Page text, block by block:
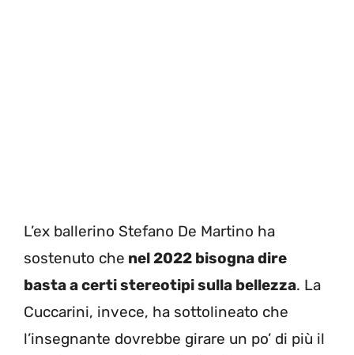
L’ex ballerino Stefano De Martino ha
sostenuto che nel 2022 bisogna dire
basta a certi stereotipi sulla bellezza. La
Cuccarini, invece, ha sottolineato che
l’insegnante dovrebbe girare un po’ di più il